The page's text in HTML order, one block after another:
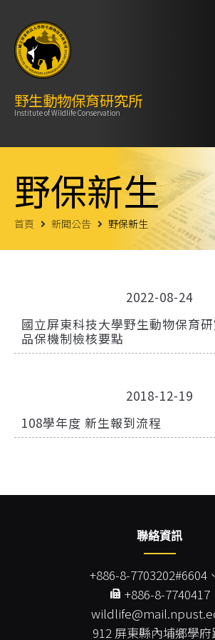
野生動物保育研究所
Institute of Wildlife Conservation
野保新生
首頁 新聞公告 野保新生
2022-08-24
國立屏東科技大學野生動物保育
品保機制檢核要點
2018-12-19
108學年度 新生報到流程
聯絡資訊
+886-8-7703202#6604
+886-8-7740417
912 屏東縣內埔鄉學